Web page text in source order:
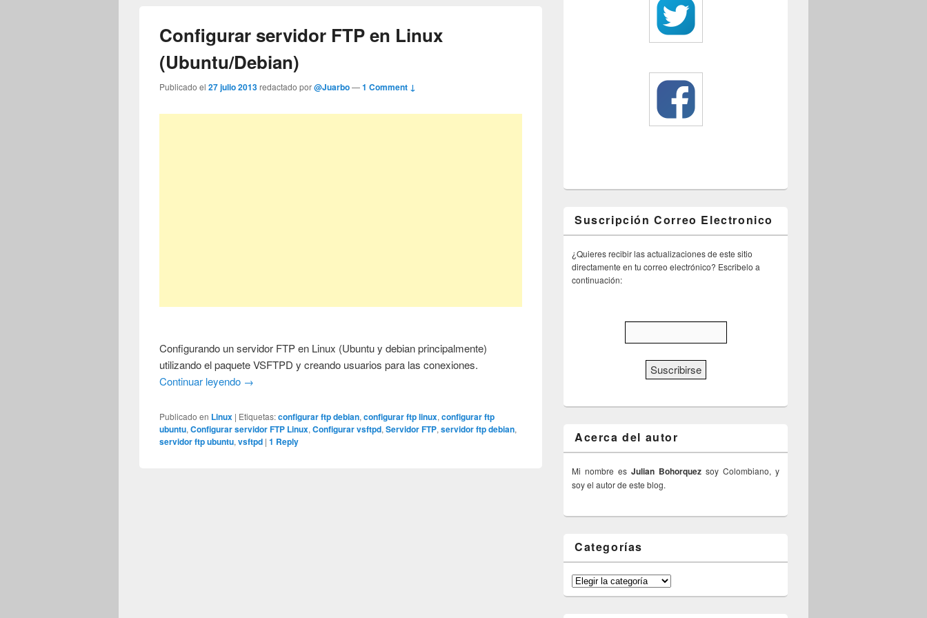
Configurar servidor FTP en Linux
(Ubuntu/Debian)
Publicado el27 julio 2013redactado por@Juarbo—1 Comment ↓
Configurando un servidor FTP en Linux (Ubuntu y debian principalmente)
utilizando el paquete VSFTPD y creando usuarios para las conexiones.
Continuar leyendo →
Publicado en Linux | Etiquetas:configurar ftp debian,configurar ftp linux,configurar ftp
ubuntu,Configurar servidor FTP Linux,Configurar vsftpd,Servidor FTP,servidor ftp debian,
servidor ftp ubuntu,vsftpd |1 Reply
Suscripción Correo Electronico
¿Quieres recibir las actualizaciones de este sitio
directamente en tu correo electrónico? Escribelo a
continuación:
Acerca del autor
Mi nombre es Julian Bohorquez soy Colombiano, y
soy el autor de este blog.
Categorías
Categorías